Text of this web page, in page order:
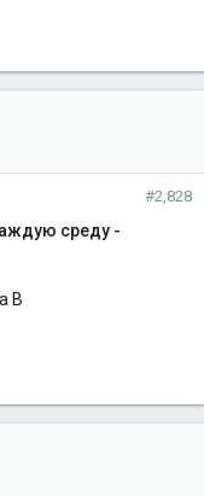
#2,828
среду -
В